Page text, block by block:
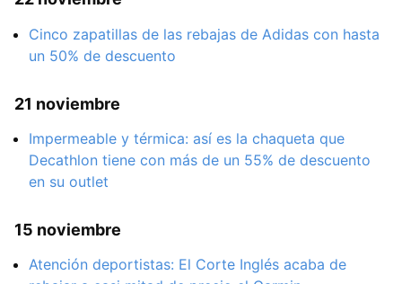
Cinco zapatillas de las rebajas de Adidas con hasta
un 50% de descuento
21 noviembre
Impermeable y térmica: así es la chaqueta que
Decathlon tiene con más de un 55% de descuento
en su outlet
15 noviembre
Atención deportistas: El Corte Inglés acaba de